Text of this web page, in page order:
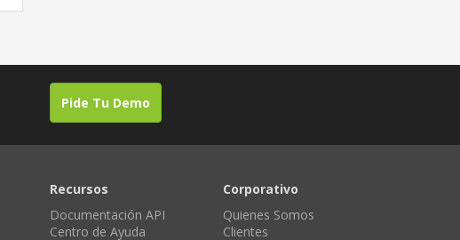
Pide Tu Demo
Recursos
Documentación API
Centro de Ayuda
Corporativo
Quienes Somos
Clientes